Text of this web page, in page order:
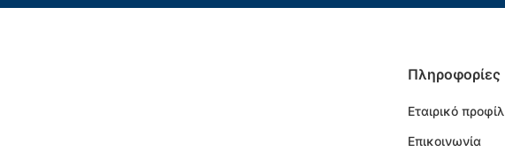
Πληροφορίες
Εταιρικό προφίλ
Επικοινωνία